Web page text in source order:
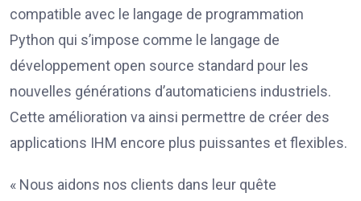
compatible avec le langage de programmation
Python qui s’impose comme le langage de
développement open source standard pour les
nouvelles générations d’automaticiens industriels.
Cette amélioration va ainsi permettre de créer des
applications IHM encore plus puissantes et flexibles.
« Nous aidons nos clients dans leur quête